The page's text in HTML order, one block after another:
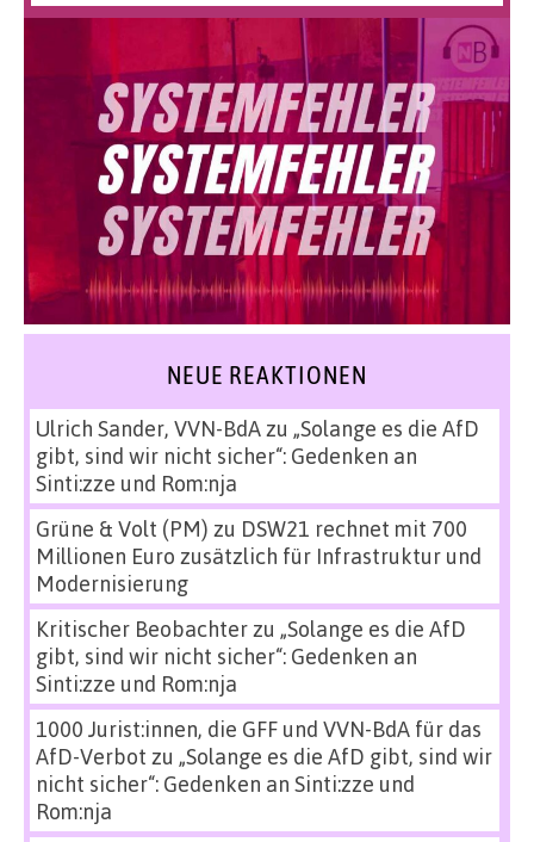
NEUE REAKTIONEN
Ulrich Sander, VVN-BdAzu „Solange es die AfD
gibt, sind wir nicht sicher“: Gedenken an
Sinti:zze und Rom:nja
Grüne & Volt (PM) zu DSW21 rechnet mit 700
Millionen Euro zusätzlich für Infrastruktur und
Modernisierung
Kritischer Beobachterzu „Solange es die AfD
gibt, sind wir nicht sicher“: Gedenken an
Sinti:zze und Rom:nja
1000 Jurist:innen, die GFF und VVN-BdA für das
AfD-Verbot zu „Solange es die AfD gibt, sind wir
nicht sicher“: Gedenken an Sinti:zze und
Rom:nja